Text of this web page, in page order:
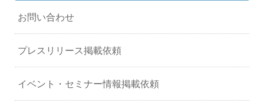
お問い合わせ
プレスリリース掲載依頼
イベント・セミナー情報掲載依頼